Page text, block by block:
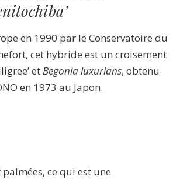
en 1990 par le Conservatoire du
cet hybride est un croisement
etBegonia luxurians, obtenu
en 1973 au Japon.
ce qui est une